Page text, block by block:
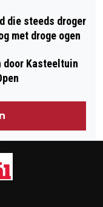
die steeds droger
met droge ogen
door Kasteeltuin